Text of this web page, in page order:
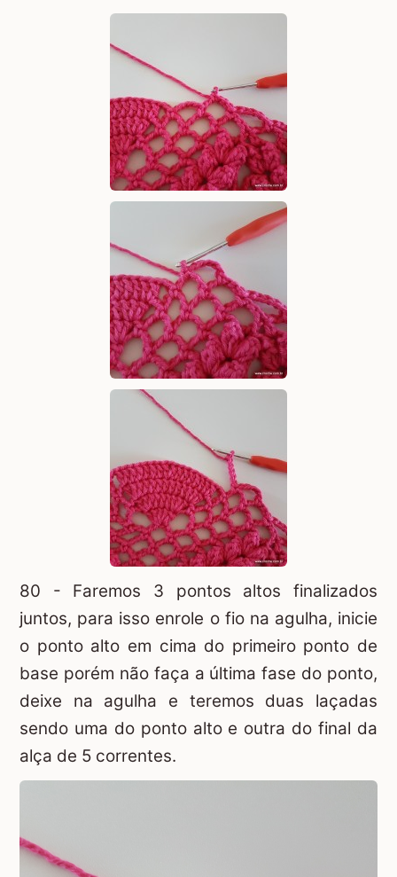
80 - Faremos 3 pontos altos finalizados
juntos, para isso enrole o fio na agulha, inicie
o ponto alto em cima do primeiro ponto de
base porém não faça a última fase do ponto,
deixe na agulha e teremos duas laçadas
sendo uma do ponto alto e outra do final da
alça de 5 correntes.